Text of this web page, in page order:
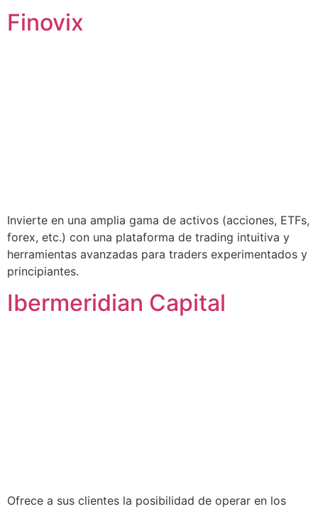
Finovix
Invierte en una amplia gama de activos (acciones, ETFs,
forex, etc.) con una plataforma de trading intuitiva y
herramientas avanzadas para traders experimentados y
principiantes.
Ibermeridian Capital
Ofrece a sus clientes la posibilidad de operar en los